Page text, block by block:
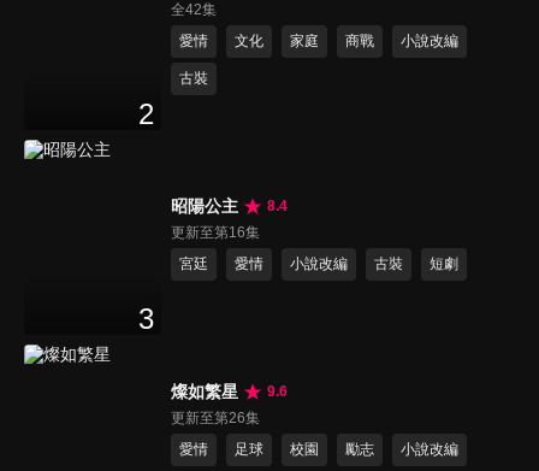
2
全42集
愛情
文化 家庭 商戰 小說改編
古裝
3
昭陽公主
8.4
更新至第16集
宮廷
愛情 小說改編 古裝 短劇
燦如繁星
9.6
更新至第26集
愛情
足球 校園 勵志 小說改編